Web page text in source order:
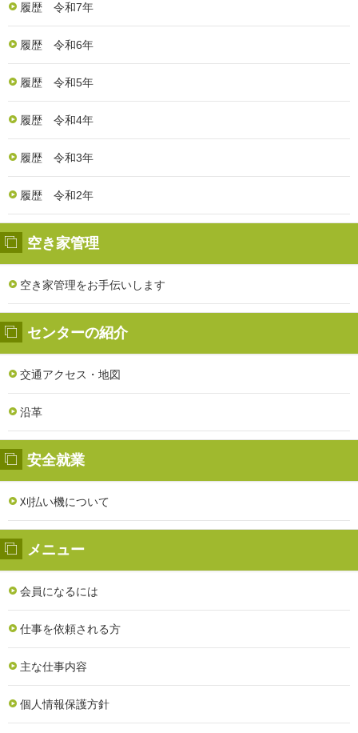
履歴 令和7年
履歴 令和6年
履歴 令和5年
履歴 令和4年
履歴 令和3年
履歴 令和2年
空き家管理
空き家管理をお手伝いします
センターの紹介
交通アクセス・地図
沿革
安全就業
刈払い機について
メニュー
会員になるには
仕事を依頼される方
主な仕事内容
個人情報保護方針